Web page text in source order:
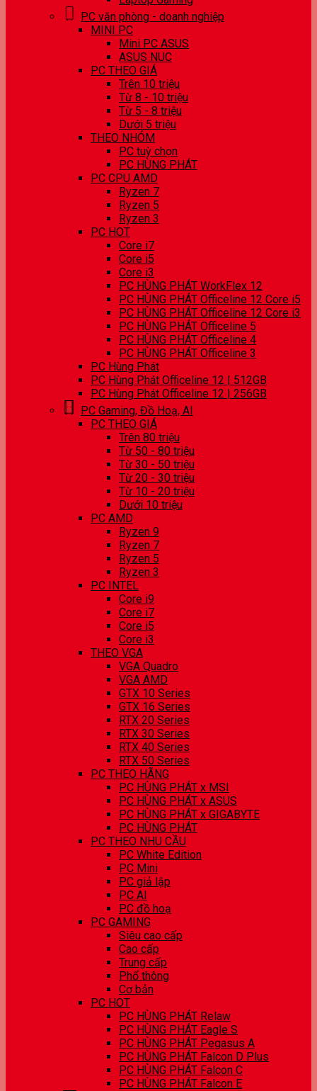
PC văn phòng - doanh nghiệp
MINI PC
Mini PC ASUS
ASUS NUC
PC THEO GIÁ
Trên 10 triệu
Từ 8 - 10 triệu
Từ 5 - 8 triệu
Dưới 5 triệu
THEO NHÓM
PC tuỳ chọn
PC HÙNG PHÁT
PC CPU AMD
Ryzen 7
Ryzen 5
Ryzen 3
PC HOT
Core i7
Core i5
Core i3
PC HÙNG PHÁT WorkFlex 12
PC HÙNG PHÁT Officeline 12 Core i5
PC HÙNG PHÁT Officeline 12 Core i3
PC HÙNG PHÁT Officeline 5
PC HÙNG PHÁT Officeline 4
PC HÙNG PHÁT Officeline 3
PC Hùng Phát
PC Hùng Phát Officeline 12 | 512GB
PC Hùng Phát Officeline 12 | 256GB
PC Gaming, Đồ Hoạ, AI
PC THEO GIÁ
Trên 80 triệu
Từ 50 - 80 triệu
Từ 30 - 50 triệu
Từ 20 - 30 triệu
Từ 10 - 20 triệu
Dưới 10 triệu
PC AMD
Ryzen 9
Ryzen 7
Ryzen 5
Ryzen 3
PC INTEL
Core i9
Core i7
Core i5
Core i3
THEO VGA
VGA Quadro
VGA AMD
GTX 10 Series
GTX 16 Series
RTX 20 Series
RTX 30 Series
RTX 40 Series
RTX 50 Series
PC THEO HÃNG
PC HÙNG PHÁT x MSI
PC HÙNG PHÁT x ASUS
PC HÙNG PHÁT x GIGABYTE
PC HÙNG PHÁT
PC THEO NHU CẦU
PC White Edition
PC Mini
PC giả lập
PC AI
PC đồ hoạ
PC GAMING
Siêu cao cấp
Cao cấp
Trung cấp
Phổ thông
Cơ bản
PC HOT
PC HÙNG PHÁT Relaw
PC HÙNG PHÁT Eagle S
PC HÙNG PHÁT Pegasus A
PC HÙNG PHÁT Falcon D Plus
PC HÙNG PHÁT Falcon C
PC HÙNG PHÁT Falcon E